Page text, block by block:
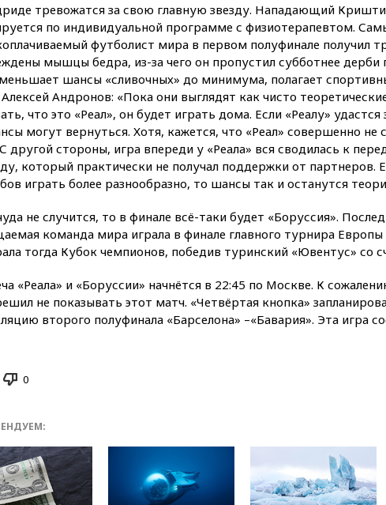
09:55
09:25
08:57
08:42
400
08:16
07:30
03:30
России
02:30
тревожатся за свою главную звезду. Нападающий
по индивидуальной программе с физиотерапевтом.
футболист мира в первом полуфинале получил
мышцы бедра, из-за чего он пропустил субботнее дерби
шансы «сливочных» до минимума, полагает
Андронов: «Пока они выглядят как чисто
что это «Реал», он будет играть дома. Если «Реалу»
могут вернуться. Хотя, кажется, что «Реал» совершенно не
другой стороны, игра впереди у «Реала» вся сводилась к
который практически не получал поддержки от партнеров.
играть более разнообразно, то шансы так и останутся
не случится, то в финале всё-таки будет «Боруссия».
команда мира играла в финале главного турнира Европы
тогда Кубок чемпионов, победив туринский «Ювентус» со
«Реала» и «Боруссии» начнётся в 22:45 по Москве. К
не показывать этот матч. «Четвёртая кнопка»
второго полуфинала «Барселона» –«Бавария». Эта игра
0